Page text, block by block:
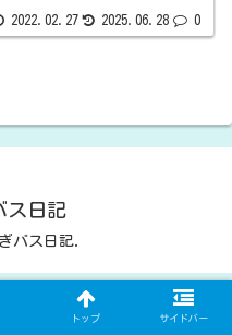
2022.02.27 2025.06.28 0
ス日記
バス日記.
トップ サイドバー